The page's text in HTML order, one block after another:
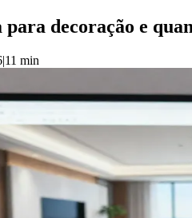
decoração e
|11 min